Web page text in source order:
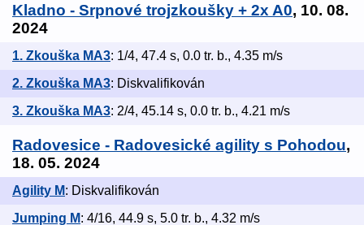
Kladno - Srpnové trojzkoušky + 2x A0, 10. 08.
2024
1. Zkouška MA3: 1/4, 47.4 s, 0.0 tr. b., 4.35 m/s
2. Zkouška MA3: Diskvalifikován
3. Zkouška MA3: 2/4, 45.14 s, 0.0 tr. b., 4.21 m/s
Radovesice - Radovesické agility s Pohodou,
18. 05. 2024
Agility M: Diskvalifikován
Jumping M: 4/16, 44.9 s, 5.0 tr. b., 4.32 m/s